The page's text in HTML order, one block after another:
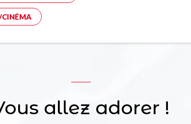
allez adorer !